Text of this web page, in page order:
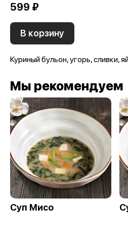
599 ₽
В корзину
Куриный бульон, угорь, сливки,
Мы рекомендуем
Суп Мисо